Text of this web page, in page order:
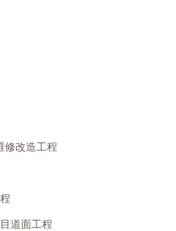
修改造工程
道面工程